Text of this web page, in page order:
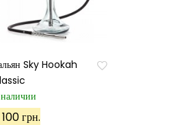
Sky Hookah
грн.